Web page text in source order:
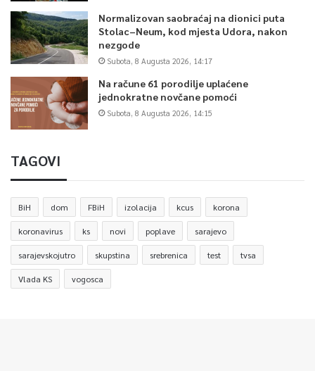
Normalizovan saobraćaj na dionici puta
Stolac–Neum, kod mjesta Udora, nakon
nezgode
Subota, 8 Augusta 2026, 14:17
Na račune 61 porodilje uplaćene
jednokratne novčane pomoći
Subota, 8 Augusta 2026, 14:15
TAGOVI
BiH dom FBiH izolacija kcus korona
koronavirus ks novi poplave sarajevo
sarajevskojutro skupstina srebrenica test tvsa
Vlada KS vogosca